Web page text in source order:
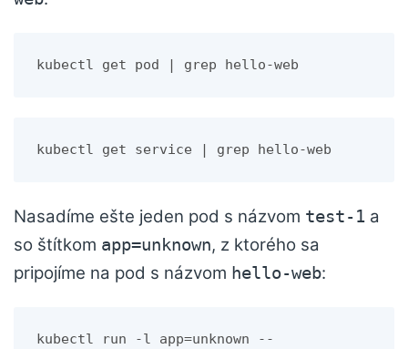
kubectl get pod | grep hello-web
kubectl get service | grep hello-web
Nasadíme ešte jeden pod s názvom test-1 a
so štítkom app=unknown, z ktorého sa
pripojíme na pod s názvom hello-web:
kubectl run -l app=unknown --